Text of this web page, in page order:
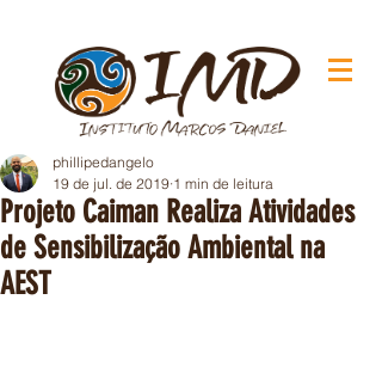
Projeto Caiman Realiza Atividades
de Sensibilização Ambiental na
AEST
phillipedangelo
19 de jul. de 2019 1 min de leitura